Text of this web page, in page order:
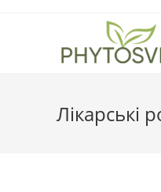
Лікарські